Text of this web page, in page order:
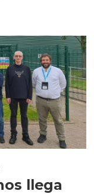
llega